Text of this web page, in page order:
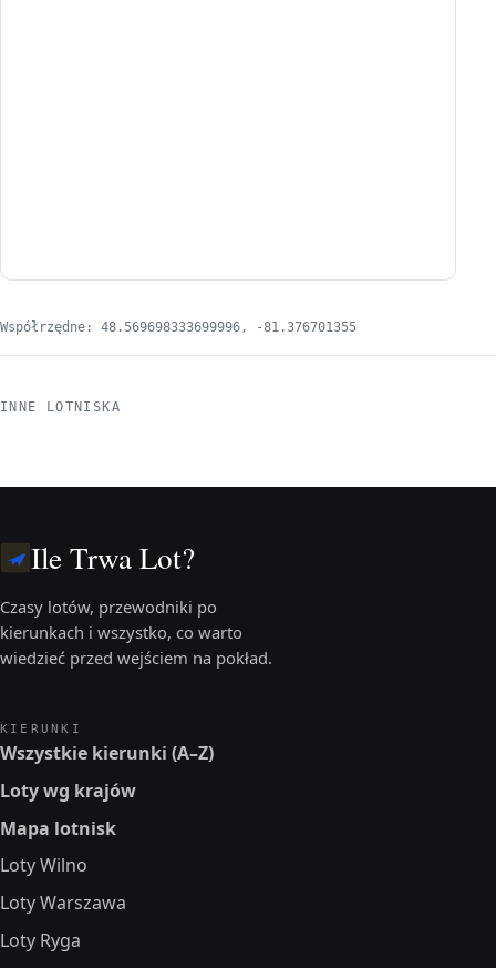
Współrzędne: 48.569698333699996, -81.376701355
INNE LOTNISKA
Ile Trwa Lot?
Czasy lotów, przewodniki po
kierunkach i wszystko, co warto
wiedzieć przed wejściem na pokład.
KIERUNKI
Wszystkie kierunki (A–Z)
Loty wg krajów
Mapa lotnisk
Loty Wilno
Loty Warszawa
Loty Ryga